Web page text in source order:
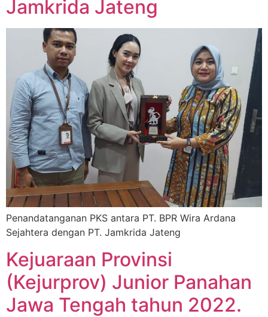
Jamkrida Jateng
Penandatanganan PKS antara PT. BPR Wira Ardana
Sejahtera dengan PT. Jamkrida Jateng
Kejuaraan Provinsi
(Kejurprov) Junior Panahan
Jawa Tengah tahun 2022.